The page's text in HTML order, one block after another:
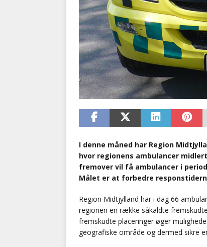
I denne måned har Region
hvor regionens ambulancer
fremover vil få ambulancer i
Målet er at forbedre
Region Midtjylland har i dag 66
regionen en række såkaldte
fremskudte placeringer øger
geografiske område og dermed sikre